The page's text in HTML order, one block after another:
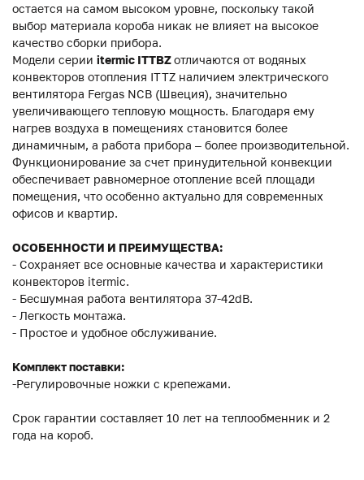
остается на самом высоком уровне, поскольку такой
выбор материала короба никак не влияет на высокое
качество сборки прибора.
Модели серии itermic ITTBZотличаются от водяных
конвекторов отопления ITTZ наличием электрического
вентилятора Fergas NCB (Швеция), значительно
увеличивающего тепловую мощность. Благодаря ему
нагрев воздуха в помещениях становится более
динамичным, а работа прибора – более производительной.
Функционирование за счет принудительной конвекции
обеспечивает равномерное отопление всей площади
помещения, что особенно актуально для современных
офисов и квартир.
ОСОБЕННОСТИ И ПРЕИМУЩЕСТВА:
- Сохраняет все основные качества и характеристики
конвекторов itermic.
- Бесшумная работа вентилятора 37-42dB.
- Легкость монтажа.
- Простое и удобное обслуживание.
Комплект поставки:
-Регулировочные ножки с крепежами.
Срок гарантии составляет 10 лет на теплообменник и 2
года на короб.